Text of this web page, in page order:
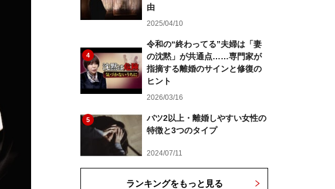
由
2025/04/10
4
令和の“終わってる”夫婦は「妻
の沈黙」が共通点……専門家が
指摘する離婚のサインと修復の
ヒント
2026/03/16
5
バツ2以上・離婚しやすい女性の
特徴と3つのタイプ
2024/07/11
ランキングをもっと見る